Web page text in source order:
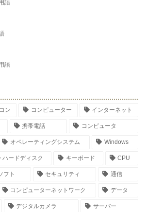
語
語
ン コンピューター インターネット
携帯電話 コンピュータ
オペレーティングシステム Windows
ハードディスク キーボード CPU
フト セキュリティ 通信
コンピューターネットワーク データ
デジタルカメラ サーバー